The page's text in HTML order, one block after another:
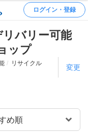
ログイン・登録
バリー可能
ップ
リサイクル
変更